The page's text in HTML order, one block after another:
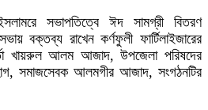
সভাপতিত্বে ঈদ সামগ্রী বিতরণ
বক্তব্য রাখেন কর্ণফুলী ফার্টিলাইজারের
খায়রুল আলম আজাদ, উপজেলা পরিষদের
সমাজসেবক আলমগীর আজাদ, সংগঠনটির